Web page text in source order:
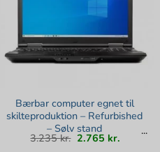
Bærbar computer egnet til
skilteproduktion – Refurbished
– Sølv stand
3.235kr. Den
oprindelige
pris
2.765 kr.Den
aktuelle
pris